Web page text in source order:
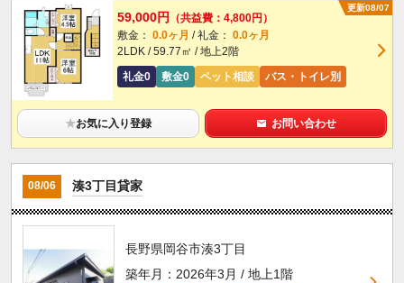
更新08/07
59,000円
（共益費：4,800円）
敷金： 0.0ヶ月 / 礼金： 0.0ヶ月
2LDK / 59.77㎡ / 地上2階
礼金0
敷金0 ペット相談 バス・トイレ別
★お気に入り登録 お問い合わせ
08/06 湊3丁目貸家
長野県岡谷市湊3丁目
築年月：2026年3月 / 地上1階